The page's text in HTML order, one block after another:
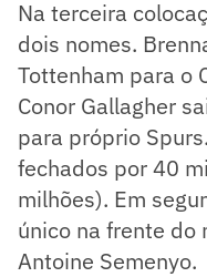
Na terceira
dois nomes.
Tottenham para o
Conor Gallagher
para próprio
fechados por 40
milhões). Em
único na frente do
Antoine Semenyo.